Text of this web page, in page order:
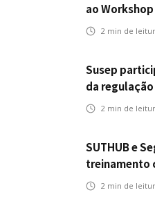
ao
2 min de
Susep
da
2 min de
SUTHUB e
treinamento
operação
2 min de